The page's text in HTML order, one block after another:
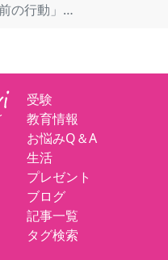
「当たり前の行動」に注目すると反抗期のリスクが減る理由【反抗期を科学する・11】
受験
教育情報
お悩みQ＆A
生活
プレゼント
ブログ
記事一覧
タグ検索